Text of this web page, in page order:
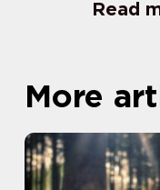
Read
More